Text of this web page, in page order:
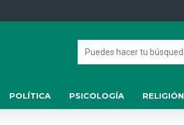
POLÍTICA PSICOLOGÍA RELIGIÓN